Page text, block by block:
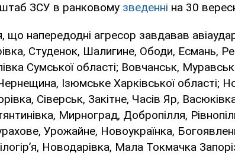
ЗСУ в ранковому зведенні на 30
що напередодні агресор завдавав
Студенок, Шалигине, Ободи, Есмань,
Сумської області; Вовчанськ,
Ізюмське Харківської області;
Сіверськ, Закітне, Часів Яр,
Мирноград, Добропілля,
Урожайне, Новоукраїнка,
Новодарівка, Мала Токмачка